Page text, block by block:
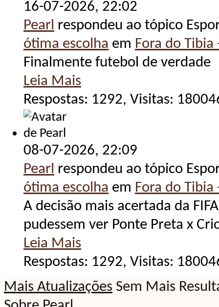
16-07-2026, 22:02
Pearl respondeu ao tópico
ótima escolha em Fora do Tibia
Finalmente futebol de verdade
Leia Mais
Respostas: 1292, Visitas:
08-07-2026, 22:09
Pearl respondeu ao tópico
ótima escolha em Fora do Tibia
A decisão mais acertada da
pudessem ver Ponte Preta x
Leia Mais
Respostas: 1292, Visitas:
Mais Atualizações Sem Mais